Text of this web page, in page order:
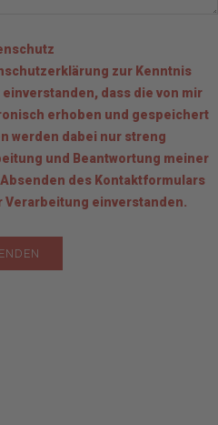
zur Kenntnis
dass die von mir
erhoben und gespeichert
werden dabei nur streng
und Beantwortung meiner
des Kontaktformulars
Verarbeitung einverstanden.